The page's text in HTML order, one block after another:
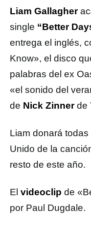
Liam Gallagher
single “Better
entrega el inglés,
Know», el disco
palabras del ex
«el sonido del
de Nick Zinnerde
Liam donará
Unido de la
resto de este año.
El videoclip de
por Paul Dugdale.